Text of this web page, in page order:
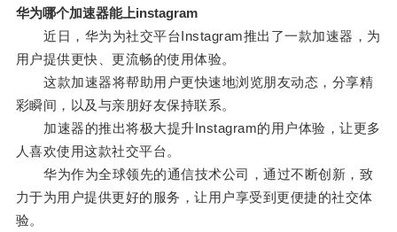
华为哪个加速器能上instagram
近日，华为为社交平台Instagram推出了一款加速器，为
用户提供更快、更流畅的使用体验。
这款加速器将帮助用户更快速地浏览朋友动态，分享精
彩瞬间，以及与亲朋好友保持联系。
加速器的推出将极大提升Instagram的用户体验，让更多
人喜欢使用这款社交平台。
华为作为全球领先的通信技术公司，通过不断创新，致
力于为用户提供更好的服务，让用户享受到更便捷的社交体
验。